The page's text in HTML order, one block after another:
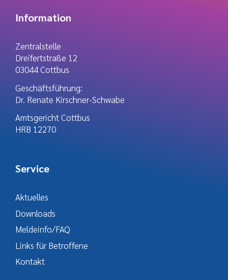
Information
Zentralstelle
Dreifertstraße 12
03044 Cottbus
Geschäftsführung:
Dr. Renate Kirschner-Schwabe
Amtsgericht Cottbus
HRB 12270
Service
Aktuelles
Downloads
Meldeinfo/FAQ
Links für Betroffene
Kontakt